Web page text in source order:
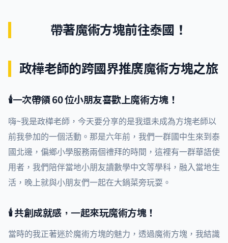
帶著魔術方塊前往泰國！
政樺老師的跨國界推廣魔術方塊之旅
🕯️一次帶領 60 位小朋友喜歡上魔術方塊！
嗨~我是政樺老師，今天要分享的是我還未成為方塊老師以
前我參加的一個活動。那是六年前，我們一群國中生來到泰
國北邊，偏鄉小學服務兩個禮拜的時間，這裡有一群華語使
用者，我們陪伴當地小朋友讀數學中文等學科，融入當地生
活，晚上就與小朋友們一起在大鍋菜旁玩耍。
🕯️ 共創成就感，一起來玩魔術方塊！
當時的我正著迷於魔術方塊的魅力，透過魔術方塊，我結識